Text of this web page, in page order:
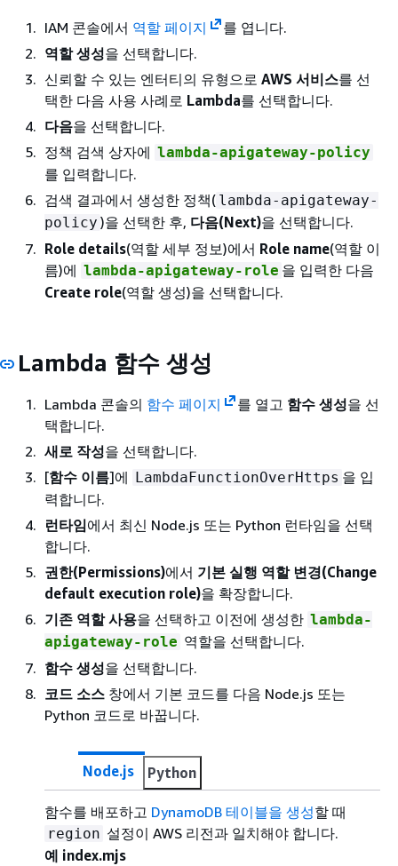
IAM 콘솔에서 역할 페이지
를 엽니다.
역할 생성을 선택합니다.
신뢰할 수 있는 엔터티의 유형으로 AWS 서비스를 선
택한 다음 사용 사례로 Lambda를 선택합니다.
다음을 선택합니다.
정책 검색 상자에 lambda-apigateway-policy
를 입력합니다.
검색 결과에서 생성한 정책( lambda-apigateway-
policy )을 선택한 후, 다음(Next)을 선택합니다.
Role details(역할 세부 정보)에서 Role name(역할 이
름)에 lambda-apigateway-role 을 입력한 다음
Create role(역할 생성)을 선택합니다.
Lambda 함수 생성
Lambda 콘솔의 함수 페이지 를 열고 함수 생성을 선
택합니다.
새로 작성을 선택합니다.
[함수 이름]에 LambdaFunctionOverHttps 을 입
력합니다.
런타임에서 최신 Node.js 또는 Python 런타임을 선택
합니다.
권한(Permissions)에서 기본 실행 역할 변경(Change
default execution role)을 확장합니다.
기존 역할 사용을 선택하고 이전에 생성한 lambda-
apigateway-role 역할을 선택합니다.
함수 생성을 선택합니다.
코드 소스 창에서 기본 코드를 다음 Node.js 또는
Python 코드로 바꿉니다.
Node.js Python
함수를 배포하고 DynamoDB 테이블을 생성할 때
region 설정이 AWS 리전과 일치해야 합니다.
예 index.mjs